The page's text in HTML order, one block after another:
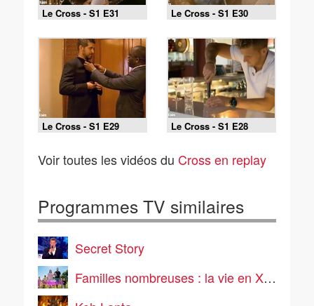
Le Cross - S1 E31 Le Cross - S1 E30
Le Cross - S1 E29 Le Cross - S1 E28
Voir toutes les vidéos du Cross en replay
Programmes TV similaires
Secret Story
Familles nombreuses : la vie en XXL